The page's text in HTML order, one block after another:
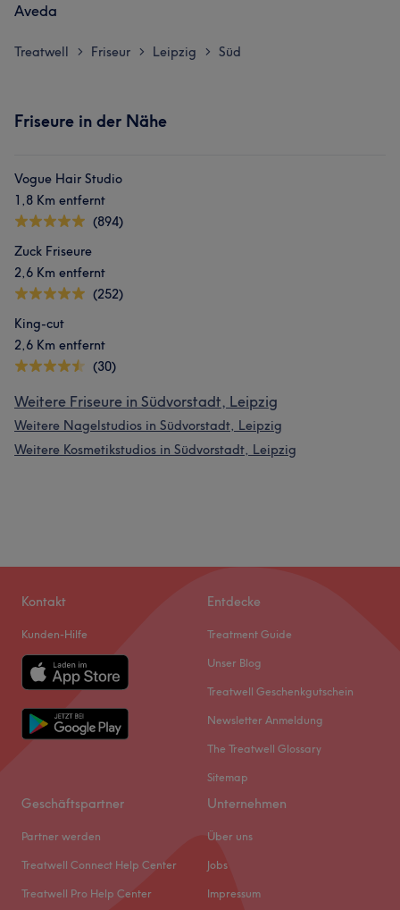
Aveda
Treatwell > Friseur > Leipzig > Süd
Friseure in der Nähe
Vogue Hair Studio
1,8 Km entfernt
(894)
Zuck Friseure
2,6 Km entfernt
(252)
King-cut
2,6 Km entfernt
(30)
Weitere Friseure in Südvorstadt, Leipzig
Weitere Nagelstudios in Südvorstadt, Leipzig
Weitere Kosmetikstudios in Südvorstadt, Leipzig
Kontakt
Kunden-Hilfe
Entdecke
Treatment Guide
Unser Blog
Treatwell Geschenkgutschein
Newsletter Anmeldung
The Treatwell Glossary
Sitemap
Geschäftspartner
Partner werden
Treatwell Connect Help Center
Treatwell Pro Help Center
Unternehmen
Über uns
Jobs
Impressum